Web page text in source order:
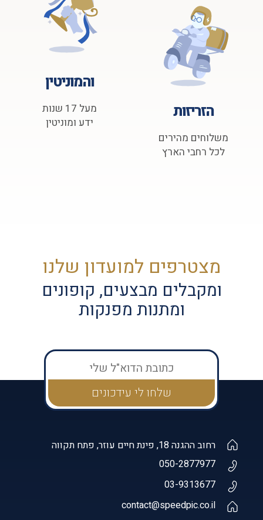
הזריזות
משלוחים מהירים
לכל רחבי הארץ
והמוניטין
מעל 17 שנות
ידע ומוניטין
מצטרפים למועדון שלנו
ומקבלים מבצעים, קופונים
ומתנות מפנקות
רחוב ההגנה 18, פינת חיים עוזר, פתח תקווה
050-2877977
03-9313677
contact@speedpic.co.il